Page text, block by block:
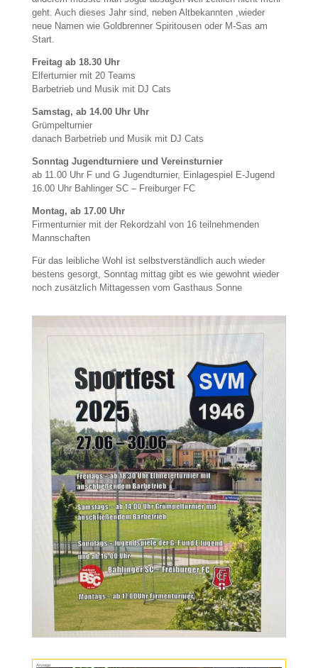
geht. Auch dieses Jahr sind, neben Altbekannten ,wieder
neue Namen wie Goldbrenner Spiritousen oder M-Sas am
Start.
Freitag ab 18.30 Uhr
Elferturnier mit 20 Teams
Barbetrieb und Musik mit DJ Cats
Samstag, ab 14.00 Uhr Uhr
Grümpelturnier
danach Barbetrieb und Musik mit DJ Cats
Sonntag Jugendturniere und Vereinsturnier
ab 11.00 Uhr F und G Jugendturnier, Einlagespiel E-Jugend
16.00 Uhr Bahlinger SC – Freiburger FC
Montag, ab 17.00 Uhr
Firmenturnier mit der Rekordzahl von 16 teilnehmenden
Mannschaften
Für das leibliche Wohl ist selbstverständlich auch wieder
bestens gesorgt, Sonntag mittag gibt es wie gewohnt wieder
noch zusätzlich Mittagessen vom Gasthaus Sonne
Anzeige